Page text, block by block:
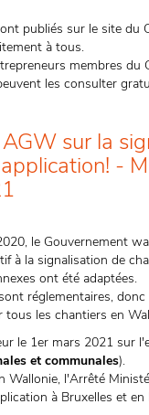
publiés sur le site du
à tous.
membres du
les consulter
sur la
-
le Gouvernement
à la signalisation de
ont été adaptées.
réglementaires,
les chantiers en
le 1er mars 2021 sur
et communales).
Wallonie, l'Arrêté
à Bruxelles et